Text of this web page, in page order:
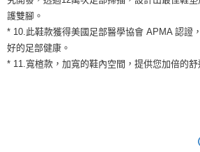
護雙腳。
* 10.此鞋款獲得美國足部醫學協會 APMA 認證
好的足部健康。
* 11.寬楦款，加寬的鞋內空間，提供您加倍的舒